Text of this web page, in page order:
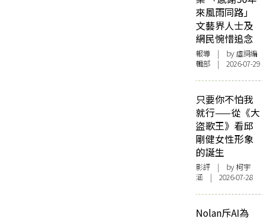
來風雨同路」
文藝界人士及
網民惋惜追念
報導 | by 虛詞編
輯部 | 2026-07-29
只要你不怕我
就行——從《大
盜歌王》看邱
剛健女性形象
的誕生
影評 | by 柯宇
涵 | 2026-07-28
Nolan斥AI為